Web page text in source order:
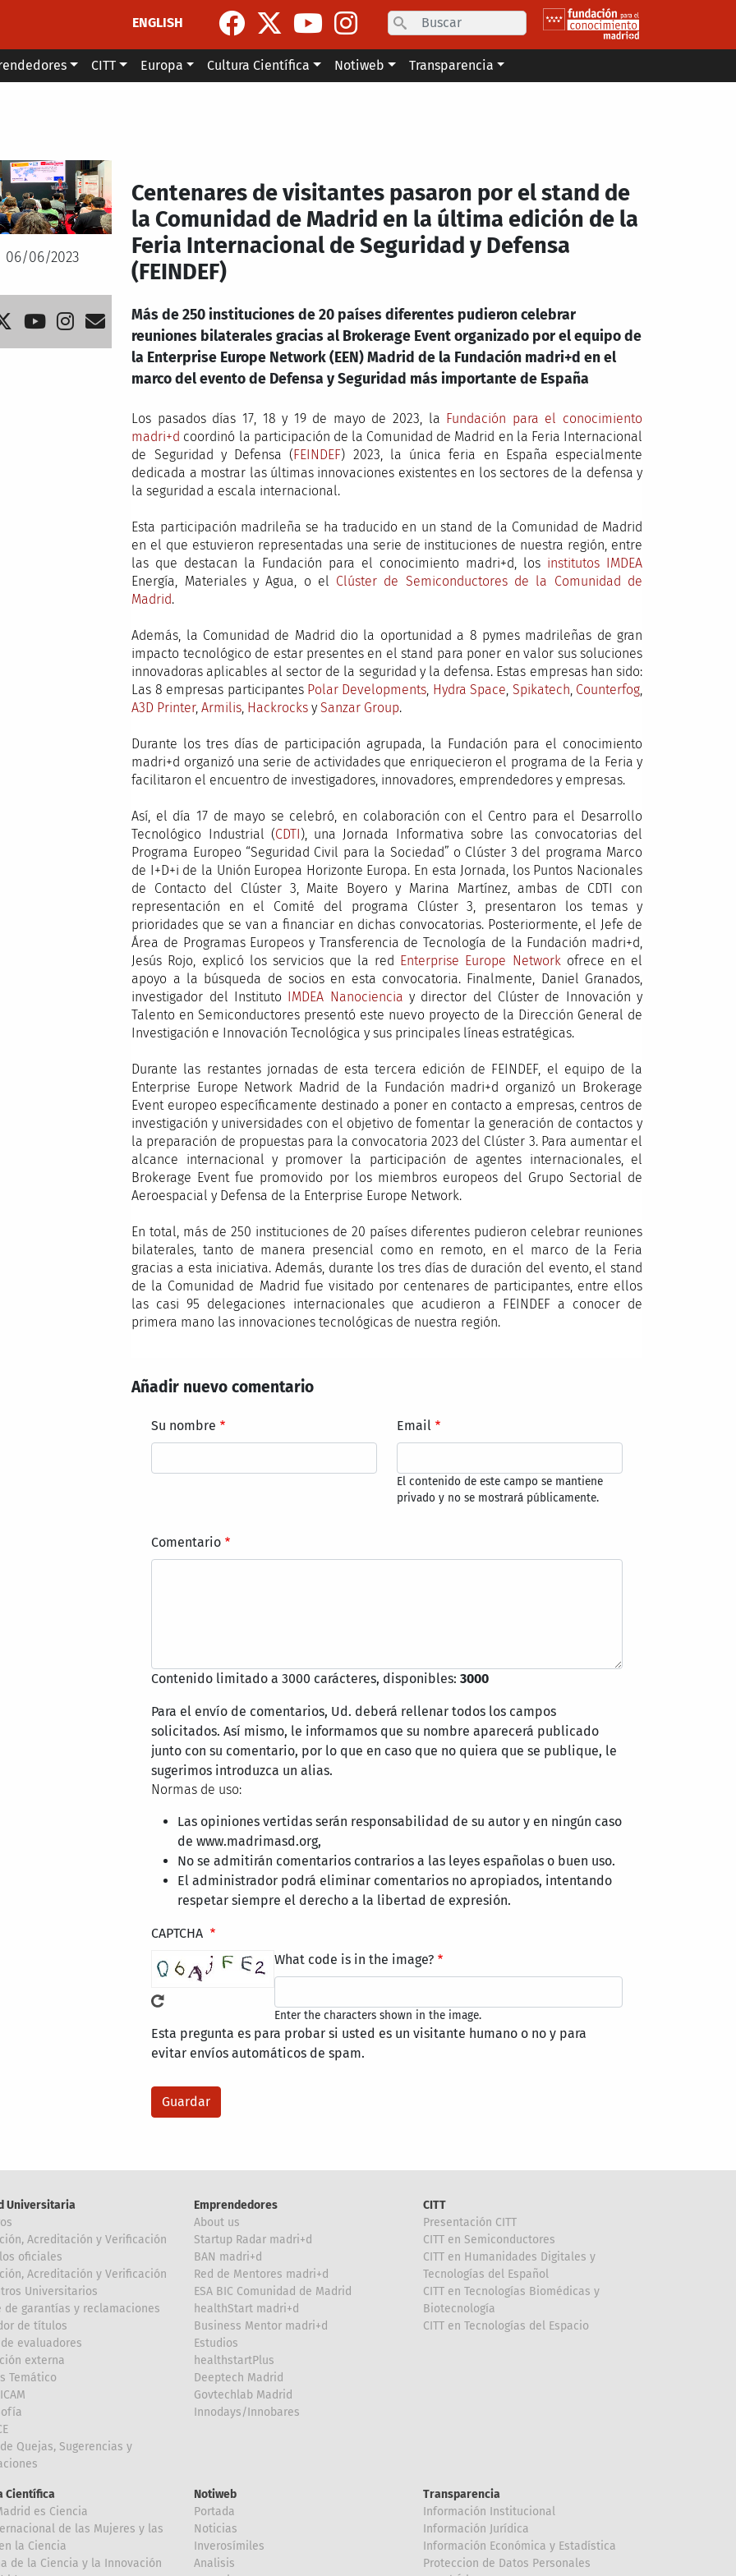
ENGLISH
Search
CITT Europa Cultura Científica Notiweb Transparencia
06/06/2023
Centenares de visitantes pasaron por el stand de
la Comunidad de Madrid en la última edición de la
Feria Internacional de Seguridad y Defensa
(FEINDEF)
Más de 250 instituciones de 20 países diferentes pudieron celebrar
reuniones bilaterales gracias al Brokerage Event organizado por el equipo de
la Enterprise Europe Network (EEN) Madrid de la Fundación madri+d en el
marco del evento de Defensa y Seguridad más importante de España
Los pasados días 17, 18 y 19 de mayo de 2023, la Fundación para el conocimiento
madri+d coordinó la participación de la Comunidad de Madrid en la Feria Internacional
de Seguridad y Defensa (FEINDEF) 2023, la única feria en España especialmente
dedicada a mostrar las últimas innovaciones existentes en los sectores de la defensa y
la seguridad a escala internacional.
Esta participación madrileña se ha traducido en un stand de la Comunidad de Madrid
en el que estuvieron representadas una serie de instituciones de nuestra región, entre
las que destacan la Fundación para el conocimiento madri+d, los institutos IMDEA
Energía, Materiales y Agua, o el Clúster de Semiconductores de la Comunidad de
Madrid.
Además, la Comunidad de Madrid dio la oportunidad a 8 pymes madrileñas de gran
impacto tecnológico de estar presentes en el stand para poner en valor sus soluciones
innovadoras aplicables al sector de la seguridad y la defensa. Estas empresas han sido:
Las 8 empresas participantes Polar Developments, Hydra Space, Spikatech, Counterfog,
A3D Printer,Armilis, HackrocksySanzar Group.
Durante los tres días de participación agrupada, la Fundación para el conocimiento
madri+d organizó una serie de actividades que enriquecieron el programa de la Feria y
facilitaron el encuentro de investigadores, innovadores, emprendedores y empresas.
Así, el día 17 de mayo se celebró, en colaboración con el Centro para el Desarrollo
Tecnológico Industrial (CDTI ), una Jornada Informativa sobre las convocatorias del
Programa Europeo “Seguridad Civil para la Sociedad” o Clúster 3 del programa Marco
de I+D+i de la Unión Europea Horizonte Europa. En esta Jornada, los Puntos Nacionales
de Contacto del Clúster 3, Maite Boyero y Marina Martínez, ambas de CDTI con
representación en el Comité del programa Clúster 3, presentaron los temas y
prioridades que se van a financiar en dichas convocatorias. Posteriormente, el Jefe de
Área de Programas Europeos y Transferencia de Tecnología de la Fundación madri+d,
Jesús Rojo, explicó los servicios que la red Enterprise Europe Networkofrece en el
apoyo a la búsqueda de socios en esta convocatoria. Finalmente, Daniel Granados,
investigador del Instituto
IMDEA Nanociencia y director del Clúster de Innovación y
Talento en Semiconductores presentó este nuevo proyecto de la Dirección General de
Investigación e Innovación Tecnológica y sus principales líneas estratégicas.
Durante las restantes jornadas de esta tercera edición de FEINDEF, el equipo de la
Enterprise Europe Network Madrid de la Fundación madri+d organizó un Brokerage
Event europeo específicamente destinado a poner en contacto a empresas, centros de
investigación y universidades con el objetivo de fomentar la generación de contactos y
la preparación de propuestas para la convocatoria 2023 del Clúster 3. Para aumentar el
alcance internacional y promover la participación de agentes internacionales, el
Brokerage Event fue promovido por los miembros europeos del Grupo Sectorial de
Aeroespacial y Defensa de la Enterprise Europe Network.
En total, más de 250 instituciones de 20 países diferentes pudieron celebrar reuniones
bilaterales, tanto de manera presencial como en remoto, en el marco de la Feria
gracias a esta iniciativa. Además, durante los tres días de duración del evento, el stand
de la Comunidad de Madrid fue visitado por centenares de participantes, entre ellos
las casi 95 delegaciones internacionales que acudieron a FEINDEF a conocer de
primera mano las innovaciones tecnológicas de nuestra región.
Añadir nuevo comentario
Su nombre Email
El contenido de este campo se mantiene
privado y no se mostrará públicamente.
Comentario
Contenido limitado a 3000 carácteres, disponibles:3000
Para el envío de comentarios, Ud. deberá rellenar todos los campos
solicitados. Así mismo, le informamos que su nombre aparecerá publicado
junto con su comentario, por lo que en caso que no quiera que se publique, le
sugerimos introduzca un alias.
Normas de uso:
Las opiniones vertidas serán responsabilidad de su autor y en ningún caso
de www.madrimasd.org,
No se admitirán comentarios contrarios a las leyes españolas o buen uso.
El administrador podrá eliminar comentarios no apropiados, intentando
respetar siempre el derecho a la libertad de expresión.
CAPTCHA
What code is in the image?
Enter the characters shown in the image.
Esta pregunta es para probar si usted es un visitante humano o no y para
evitar envíos automáticos de spam.
Universitaria
Acreditación y Verificación
oficiales
Acreditación y Verificación
Universitarios
de garantías y reclamaciones
de títulos
evaluadores
externa
Temático
Quejas, Sugerencias y
Emprendedores
About us
Startup Radar madri+d
BAN madri+d
Red de Mentores madri+d
ESA BIC Comunidad de Madrid
healthStart madri+d
Business Mentor madri+d
Estudios
healthstartPlus
Deeptech Madrid
Govtechlab Madrid
Innodays/Innobares
CITT
Presentación CITT
CITT en Semiconductores
CITT en Humanidades Digitales y
Tecnologías del Español
CITT en Tecnologías Biomédicas y
Biotecnología
CITT en Tecnologías del Espacio
Científica
es Ciencia
de las Mujeres y las
la Ciencia
de la Ciencia y la Innovación
Notiweb
Portada
Noticias
Inverosímiles
Analisis
Transparencia
Información Institucional
Información Jurídica
Información Económica y Estadística
Proteccion de Datos Personales